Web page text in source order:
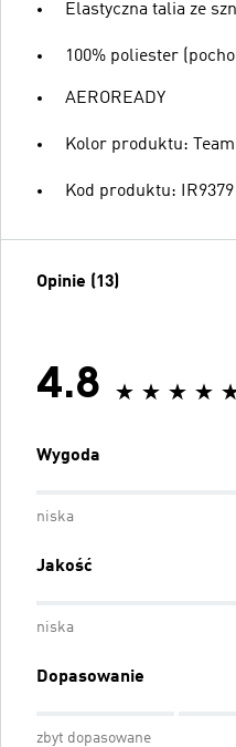
Elastyczna talia ze
100% poliester
AEROREADY
Kolor produktu:
Kod produktu: IR9379
Opinie (13)
4.8
Wygoda
niska
Jakość
niska
Dopasowanie
zbyt dopasowane